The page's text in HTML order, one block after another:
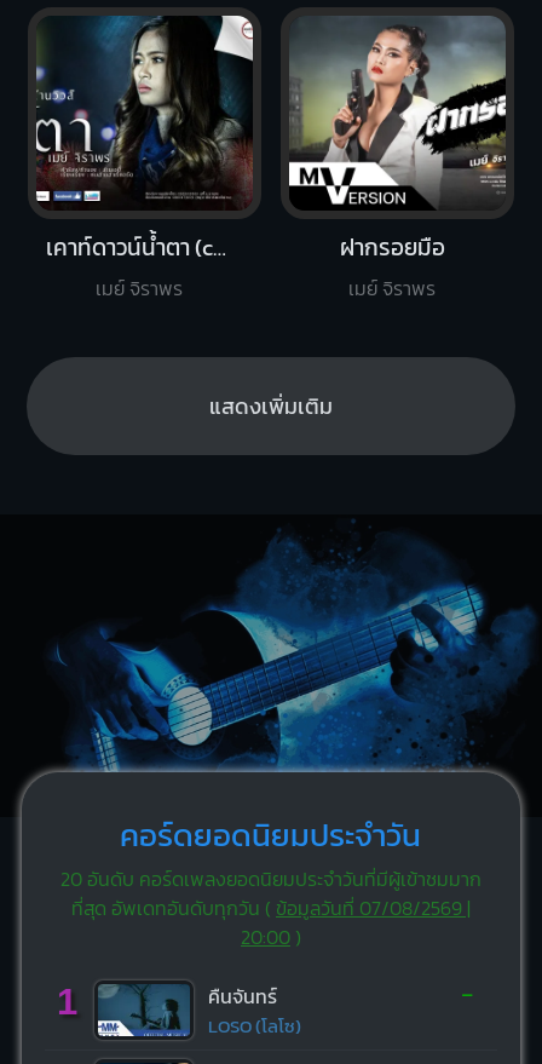
เคาท์ดาวน์น้ำตา (countdown)
เมย์ จิราพร
ฝากรอยมือ
เมย์ จิราพร
แสดงเพิ่มเติม
คอร์ดยอดนิยมประจำวัน
20 อันดับ คอร์ดเพลงยอดนิยมประจำวันที่มีผู้เข้าชมมาก
ที่สุด อัพเดทอันดับทุกวัน ( ข้อมูลวันที่ 07/08/2569 |
20:00)
1 คืนจันทร์
LOSO (โลโซ)
-